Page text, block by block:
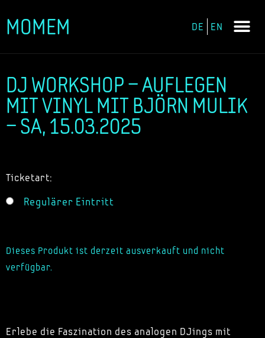
Zum
MOMEM DE EN
DJ WORKSHOP – AUFLEGEN
MIT VINYL MIT BJÖRN MULIK
– SA, 15.03.2025
Ticketart:
Regulärer Eintritt
Dieses Produkt ist derzeit ausverkauft und nicht
verfügbar.
Erlebe die Faszination des analogen DJings mit